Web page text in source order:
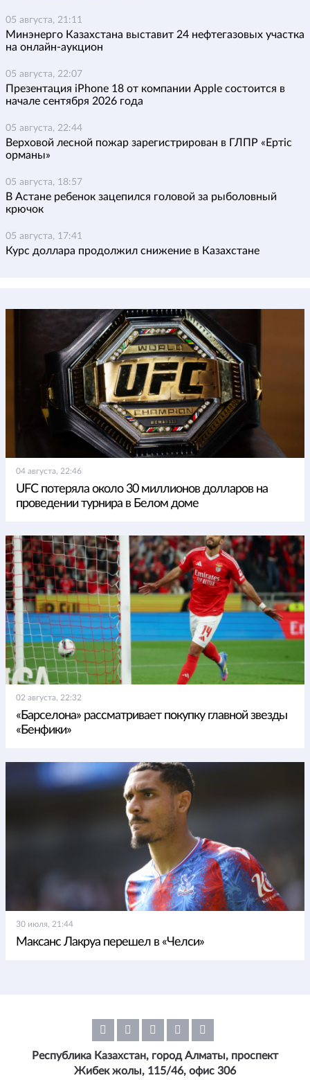
05 августа, 21:11
Минэнерго Казахстана выставит 24 нефтегазовых участка
на онлайн-аукцион
05 августа, 22:07
Презентация iPhone 18 от компании Apple состоится в
начале сентября 2026 года
05 августа, 22:44
Верховой лесной пожар зарегистрирован в ГЛПР «Ертіс
орманы»
05 августа, 18:57
В Астане ребенок зацепился головой за рыболовный
крючок
05 августа, 17:41
Курс доллара продолжил снижение в Казахстане
04 августа, 22:46
UFC потеряла около 30 миллионов долларов на
проведении турнира в Белом доме
02 августа, 22:32
«Барселона» рассматривает покупку главной звезды
«Бенфики»
30 июля, 21:44
Максанс Лакруа перешел в «Челси»
Республика Казахстан, город Алматы, проспект
Жибек жолы, 115/46, офис 306